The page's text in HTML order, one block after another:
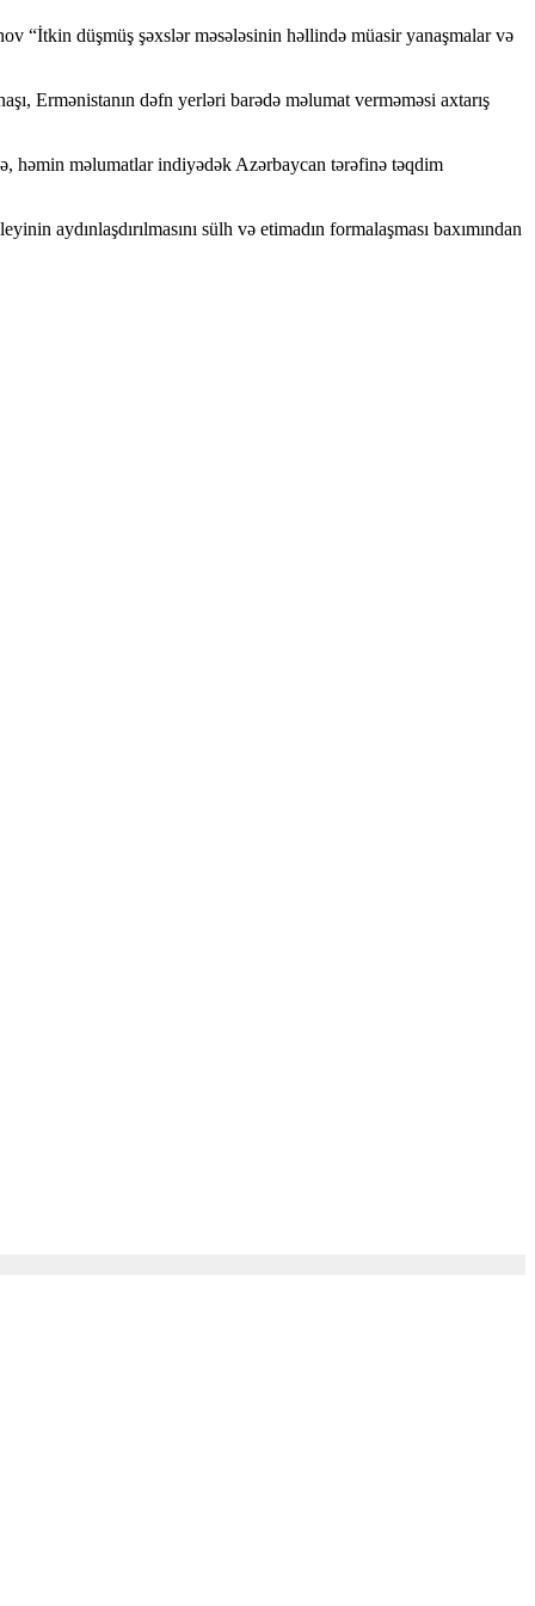
“İtkin düşmüş şəxslər məsələsinin həllində müasir yanaşmalar və
Ermənistanın dəfn yerləri barədə məlumat verməməsi axtarış
həmin məlumatlar indiyədək Azərbaycan tərəfinə təqdim
aydınlaşdırılmasını sülh və etimadın formalaşması baxımından